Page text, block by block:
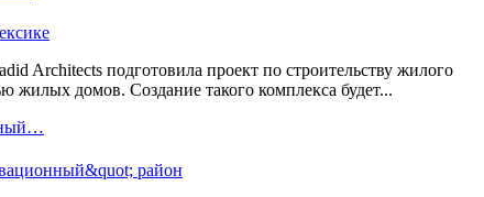
Architects подготовила проект по строительству жилого
жилых домов. Создание такого комплекса будет...